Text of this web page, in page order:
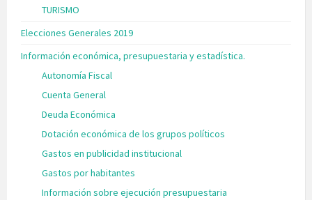
TURISMO
Elecciones Generales 2019
Información económica, presupuestaria y estadística.
Autonomía Fiscal
Cuenta General
Deuda Económica
Dotación económica de los grupos políticos
Gastos en publicidad institucional
Gastos por habitantes
Información sobre ejecución presupuestaria